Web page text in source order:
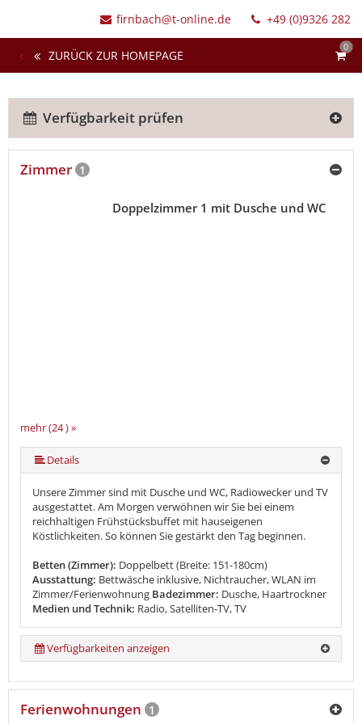
firnbach@t-online.de +49 (0)9326 282
0
ZURÜCK ZUR HOMEPAGE
Verfügbarkeit prüfen
Zimmer 1
mehr (24 ) »
mehr (24 ) »
mehr (24 ) »
mehr (24 ) »
mehr (24 ) »
mehr (24 ) »
mehr (24 ) »
mehr (24 ) »
mehr (24 ) »
mehr (24 ) »
mehr (24 ) »
mehr (24 ) »
mehr (24 ) »
mehr (24 ) »
mehr (24 ) »
mehr (24 ) »
mehr (24 ) »
mehr (24 ) »
mehr (24 ) »
mehr (24 ) »
mehr (24 ) »
Doppelzimmer 1 mit Dusche und WC
Details
Unsere Zimmer sind mit Dusche und WC, Radiowecker und TV
ausgestattet. Am Morgen verwöhnen wir Sie bei einem
reichhaltigen Frühstücksbuffet mit hauseigenen
Köstlichkeiten. So können Sie gestärkt den Tag beginnen.
Betten (Zimmer): Doppelbett (Breite: 151-180cm)
Ausstattung: Bettwäsche inklusive, Nichtraucher, WLAN im
Zimmer/Ferienwohnung Badezimmer: Dusche, Haartrockner
Medien und Technik: Radio, Satelliten-TV, TV
Verfügbarkeiten anzeigen
Ferienwohnungen 1